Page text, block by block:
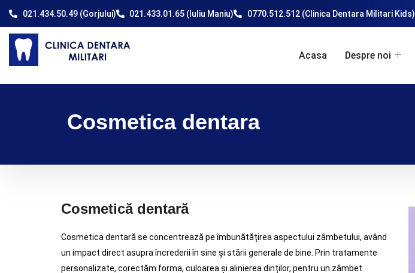
021.434.50.49 (Gorjului) 021.433.01.65 (Iuliu Maniu) 0770.512.512 (Clinica Dentara Militari Kids)
Acasa Despre noi
Cosmetica dentara
Cosmetică dentară
Cosmetica dentară se concentrează pe îmbunătățirea aspectului zâmbetului, având
un impact direct asupra încrederii în sine și stării generale de bine. Prin tratamente
personalizate, corectăm forma, culoarea și alinierea dinților, pentru un zâmbet